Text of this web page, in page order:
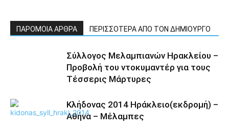
ΠΑΡΟΜΟΙΑ ΑΡΘΡΑ ΠΕΡΙΣΣΟΤΕΡΑ ΑΠΟ ΤΟΝ ΔΗΜΙΟΥΡΓΟ
Σύλλογος Μελαμπιανών Ηρακλείου –
Προβολή του ντοκυμαντέρ για τους
Τέσσερις Μάρτυρες
Κλήδονας 2014 Ηράκλειο(εκδρομή) –
Αθήνα – Μέλαμπες